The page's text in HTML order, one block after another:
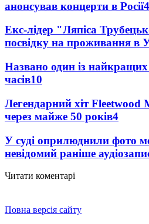
анонсував концерти в Росії
Екс-лідер "Ляпіса
посвідку на проживання в
Названо один із найкращих
часів10
Легендарний хіт Fleetwood
через майже 50 років4
У суді оприлюднили фото
невідомий раніше
Читати коментарі
Повна версія сайту